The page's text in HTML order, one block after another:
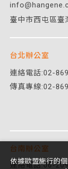
臺中市西屯區臺
台北辦公室
連絡電話:02-
傳真專線:02-
台南辦公室
連絡電話:06-
依據歐盟施行的